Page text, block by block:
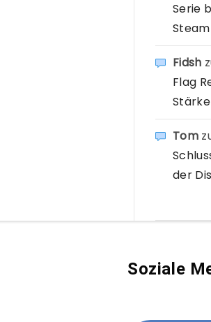
Serie
Fidsh
Flag
Tom
der
Soziale